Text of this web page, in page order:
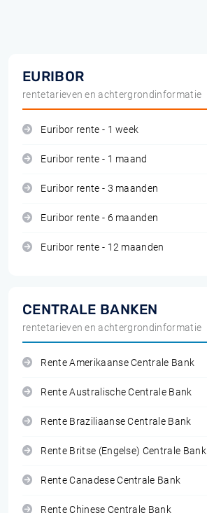
EURIBOR
rentetarieven en achtergrondinformatie
Euribor rente - 1 week
Euribor rente - 1 maand
Euribor rente - 3 maanden
Euribor rente - 6 maanden
Euribor rente - 12 maanden
CENTRALE BANKEN
rentetarieven en achtergrondinformatie
Rente Amerikaanse Centrale Bank
Rente Australische Centrale Bank
Rente Braziliaanse Centrale Bank
Rente Britse (Engelse) Centrale Bank
Rente Canadese Centrale Bank
Rente Chinese Centrale Bank